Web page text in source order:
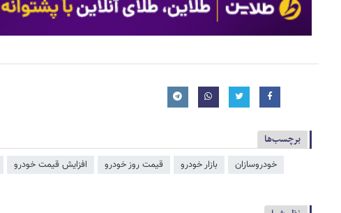
برچسب‌ها
خودروسازان بازار خودرو قیمت روز خودرو افزایش قیمت خودرو